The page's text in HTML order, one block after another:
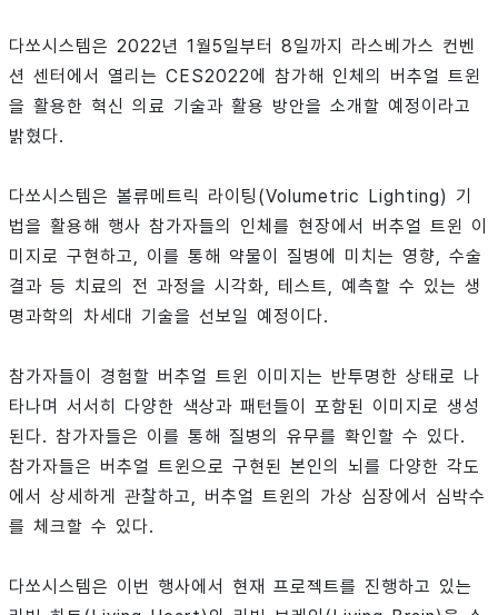
다쏘시스템은 2022년 1월5일부터 8일까지 라스베가스 컨벤
션 센터에서 열리는 CES2022에 참가해 인체의 버추얼 트윈
을 활용한 혁신 의료 기술과 활용 방안을 소개할 예정이라고
밝혔다.
다쏘시스템은 볼류메트릭 라이팅(Volumetric Lighting) 기
법을 활용해 행사 참가자들의 인체를 현장에서 버추얼 트윈 이
미지로 구현하고, 이를 통해 약물이 질병에 미치는 영향, 수술
결과 등 치료의 전 과정을 시각화, 테스트, 예측할 수 있는 생
명과학의 차세대 기술을 선보일 예정이다.
참가자들이 경험할 버추얼 트윈 이미지는 반투명한 상태로 나
타나며 서서히 다양한 색상과 패턴들이 포함된 이미지로 생성
된다. 참가자들은 이를 통해 질병의 유무를 확인할 수 있다.
참가자들은 버추얼 트윈으로 구현된 본인의 뇌를 다양한 각도
에서 상세하게 관찰하고, 버추얼 트윈의 가상 심장에서 심박수
를 체크할 수 있다.
다쏘시스템은 이번 행사에서 현재 프로젝트를 진행하고 있는